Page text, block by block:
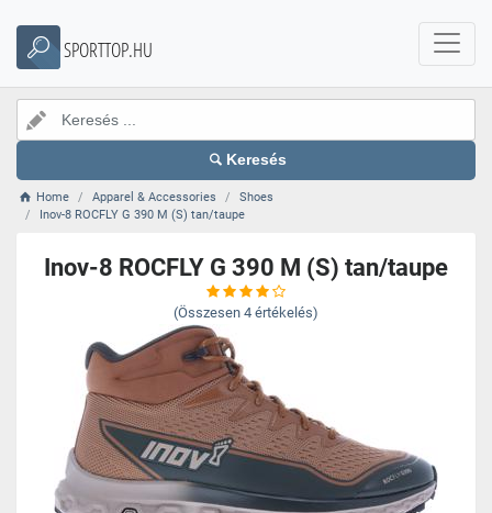
SPORTTOP.HU
Keresés
Home Apparel & Accessories
Shoes
Inov-8 ROCFLY G 390 M (S) tan/taupe
Inov-8 ROCFLY G 390 M (S) tan/taupe
(Összesen 4 értékelés)